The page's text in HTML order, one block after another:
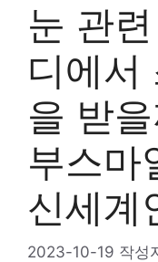
눈 관
디에서
을 받
부스마
신세계
2023-10-19 작성